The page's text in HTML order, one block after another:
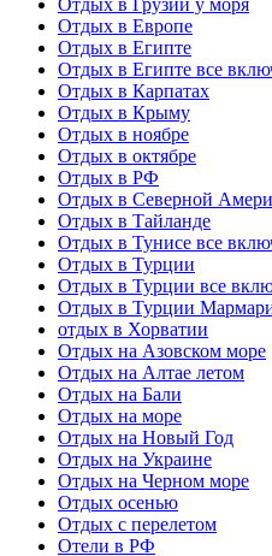
Отдых в Европе
Отдых в Египте
Отдых в Египте все
Отдых в Карпатах
Отдых в Крыму
Отдых в ноябре
Отдых в октябре
Отдых в РФ
Отдых в Северной
Отдых в Тайланде
Отдых в Тунисе все
Отдых в Турции
Отдых в Турции все
Отдых в Турции
отдых в Хорватии
Отдых на Азовском море
Отдых на Алтае летом
Отдых на Бали
Отдых на море
Отдых на Новый Год
Отдых на Украине
Отдых на Черном море
Отдых осенью
Отдых с перелетом
Отели в РФ